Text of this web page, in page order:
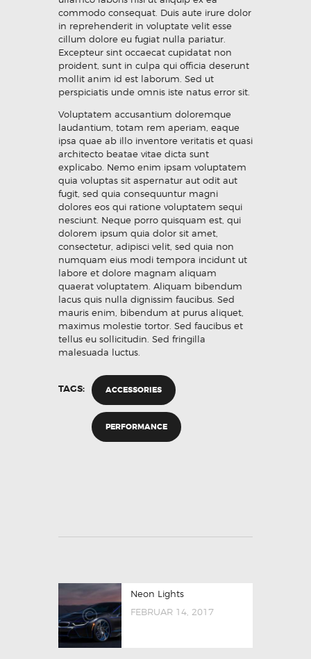
commodo consequat. Duis aute irure dolor
in reprehenderit in voluptate velit esse
cillum dolore eu fugiat nulla pariatur.
Excepteur sint occaecat cupidatat non
proident, sunt in culpa qui officia deserunt
mollit anim id est laborum. Sed ut
perspiciatis unde omnis iste natus error sit.
Voluptatem accusantium doloremque
laudantium, totam rem aperiam, eaque
ipsa quae ab illo inventore veritatis et quasi
architecto beatae vitae dicta sunt
explicabo. Nemo enim ipsam voluptatem
quia voluptas sit aspernatur aut odit aut
fugit, sed quia consequuntur magni
dolores eos qui ratione voluptatem sequi
nesciunt. Neque porro quisquam est, qui
dolorem ipsum quia dolor sit amet,
consectetur, adipisci velit, sed quia non
numquam eius modi tempora incidunt ut
labore et dolore magnam aliquam
quaerat voluptatem. Aliquam bibendum
lacus quis nulla dignissim faucibus. Sed
mauris enim, bibendum at purus aliquet,
maximus molestie tortor. Sed faucibus et
tellus eu sollicitudin. Sed fringilla
malesuada luctus.
TAGS: ACCESSORIES
PERFORMANCE
Neon Lights
FEBRUAR 14, 2017